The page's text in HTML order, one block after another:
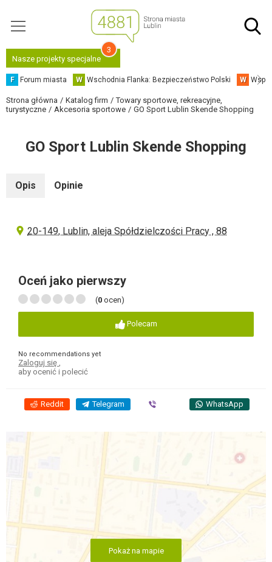
Nasze projekty specjalne
3
F Forum miasta W Wschodnia Flanka: Bezpieczeństwo Polski W
Strona główna Katalog firm
Towary sportowe, rekreacyjne,
turystyczne
Akcesoria sportowe GO Sport Lublin Skende Shopping
GO Sport Lublin Skende Shopping
Opis Opinie
20-149, Lublin, aleja Spółdzielczości Pracy , 88
Oceń jako pierwszy
(0 ocen)
Polecam
No recommendations yet
Zaloguj się
aby ocenić i polecić
Reddit Telegram WhatsApp
Pokaż na mapie